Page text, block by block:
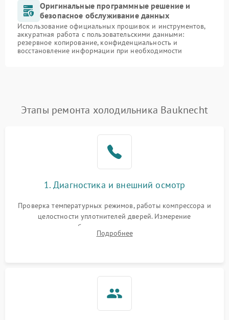
Оригинальные программные решение и
безопасное обслуживание данных
Использование официальных прошивок и инструментов,
аккуратная работа с пользовательскими данными:
резервное копирование, конфиденциальность и
восстановление информации при необходимости
Этапы ремонта холодильника Bauknecht
1. Диагностика и внешний осмотр
Проверка температурных режимов, работы компрессора и
целостности уплотнителей дверей. Измерение
сопротивления обмоток мотора, проверка термостата и
считывание кодов ошибок с электронного дисплея.
Подробнее